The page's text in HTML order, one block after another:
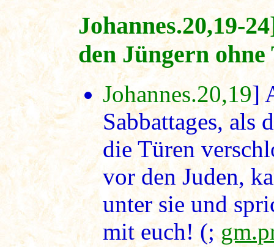
Johannes.20,19-
den Jüngern ohne
Johannes.20,19]
Sabbattages, als
die Türen
vor den Juden,
unter sie und
mit euch! (;